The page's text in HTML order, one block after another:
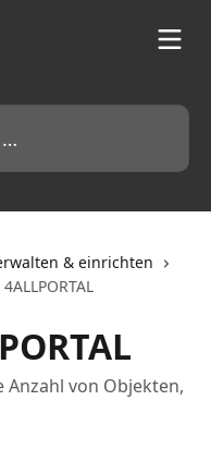
& einrichten
Anzahl von Objekten,